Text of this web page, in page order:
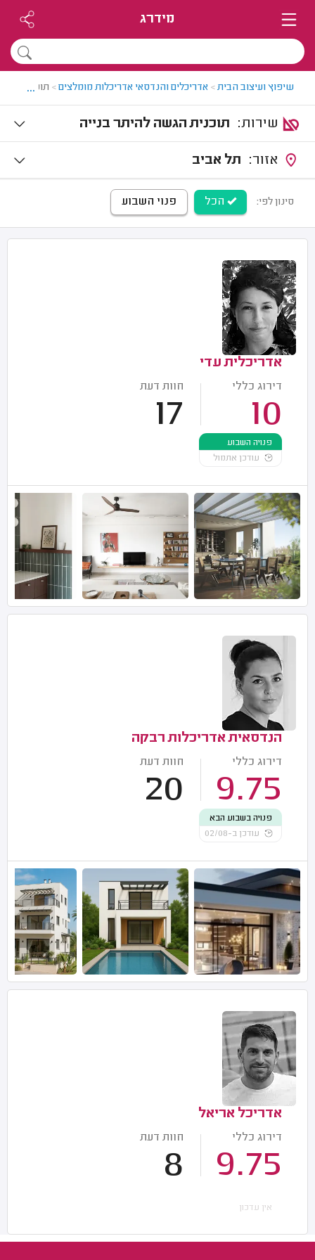
מידרג
שיפוץ ועיצוב הבית> אדריכלים והנדסאי אדריכלות מומלצים> תוכנית
...
תוכנית הגשה להיתר בנייה
תל אביב
סינון לפי: הכל פנוי השבוע
אדריכלית עדי
דירוג כללי
10
חוות דעת
17
פנויה השבוע
עודכן אתמול
הנדסאית אדריכלות רבקה
דירוג כללי
9.75
חוות דעת
20
פנויה בשבוע הבא
עודכן ב-02/08
אדריכל אריאל
דירוג כללי
9.75
חוות דעת
8
אין עדכון